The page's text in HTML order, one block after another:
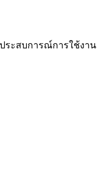
ระสบการณ์การใช้งาน